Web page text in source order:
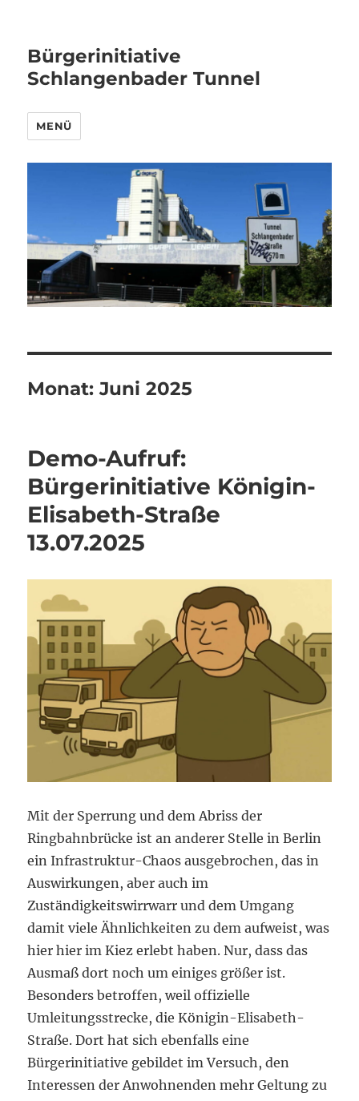
Bürgerinitiative
Schlangenbader Tunnel
MENÜ
Monat:Juni 2025
Demo-Aufruf:
Bürgerinitiative Königin-
Elisabeth-Straße
13.07.2025
Mit der Sperrung und dem Abriss der
Ringbahnbrücke ist an anderer Stelle in Berlin
ein Infrastruktur-Chaos ausgebrochen, das in
Auswirkungen, aber auch im
Zuständigkeitswirrwarr und dem Umgang
damit viele Ähnlichkeiten zu dem aufweist, was
hier hier im Kiez erlebt haben. Nur, dass das
Ausmaß dort noch um einiges größer ist.
Besonders betroffen, weil offizielle
Umleitungsstrecke, die Königin-Elisabeth-
Straße. Dort hat sich ebenfalls eine
Bürgerinitiative gebildet im Versuch, den
Interessen der Anwohnenden mehr Geltung zu